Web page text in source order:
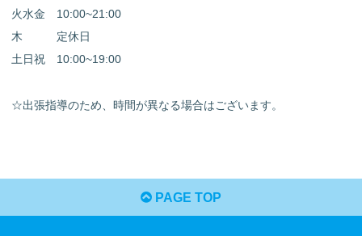
火水金 10:00~21:00
木 定休日
土日祝 10:00~19:00
☆出張指導のため、時間が異なる場合はございます。
PAGE TOP